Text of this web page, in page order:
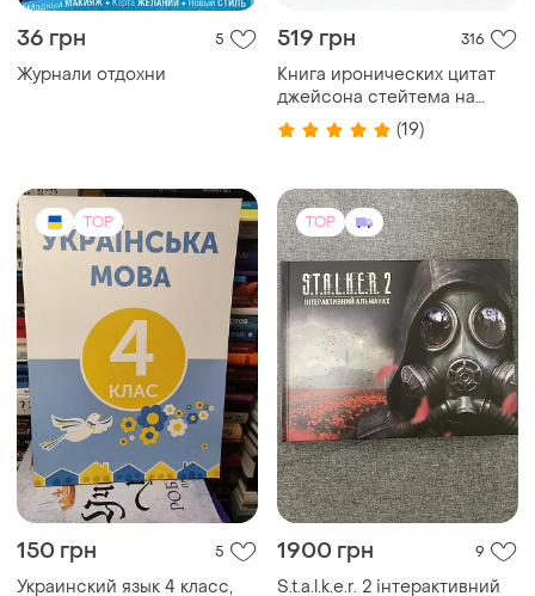
TOP
150 грн 5
Украинский язык 4 класс,
учебник
TOP
1900 грн 9
S.t.a.l.k.e.r. 2 інтерактивний
альманах stalker сталкер -
нове видання
TOP